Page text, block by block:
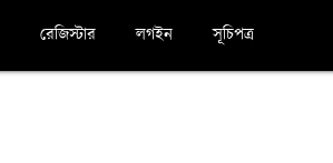
সূচিপত্র
লগইন
রেজিস্টার